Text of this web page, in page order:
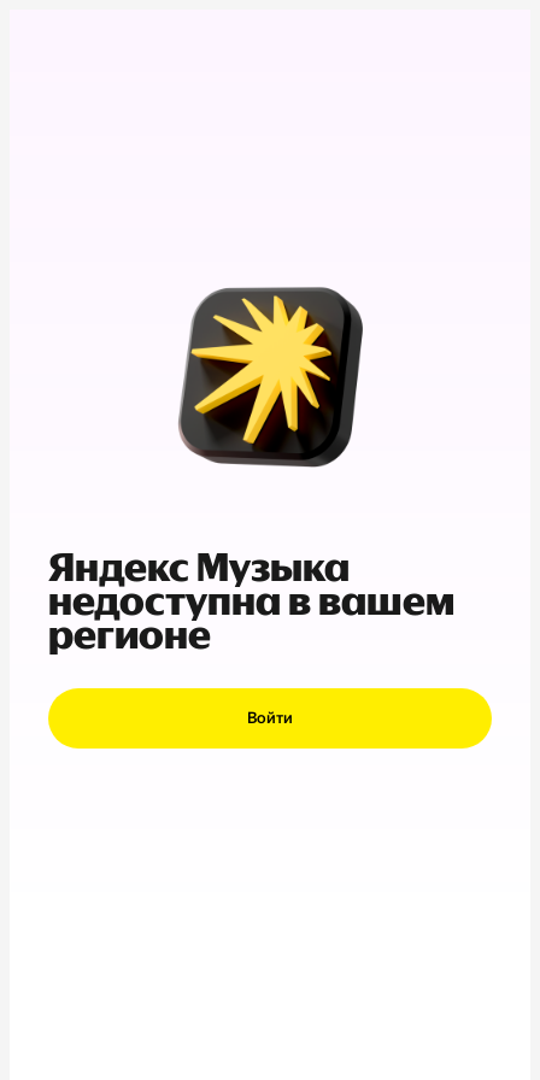
Яндекс Музыка
недоступна в вашем
регионе
Войти